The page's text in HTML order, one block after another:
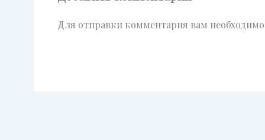
Для отправки комментария вам необходимо